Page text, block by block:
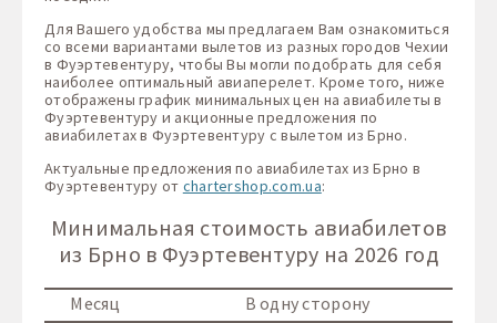
Для Вашего удобства мы предлагаем Вам ознакомиться
со всеми вариантами вылетов из разных городов Чехии
в Фуэртевентуру, чтобы Вы могли подобрать для себя
наиболее оптимальный авиаперелет. Кроме того, ниже
отображены график минимальных цен на авиабилеты в
Фуэртевентуру и акционные предложения по
авиабилетах в Фуэртевентуру с вылетом из Брно.
Актуальные предложения по авиабилетах из Брно в
Фуэртевентуру от chartershop.com.ua:
Минимальная стоимость авиабилетов
из Брно в Фуэртевентуру на 2026 год
Месяц В одну сторону